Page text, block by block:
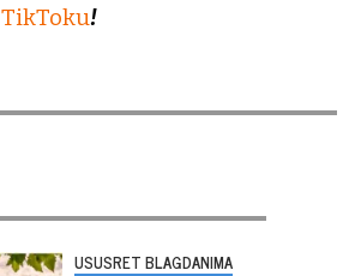
TikToku!
USUSRET BLAGDANIMA